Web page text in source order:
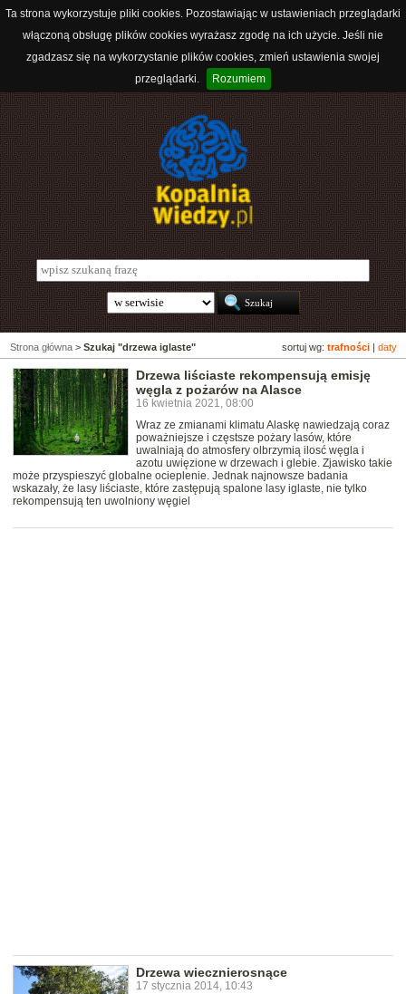
Ta strona wykorzystuje pliki cookies. Pozostawiając w ustawieniach przeglądarki
włączoną obsługę plików cookies wyrażasz zgodę na ich użycie. Jeśli nie
zgadzasz się na wykorzystanie plików cookies, zmień ustawienia swojej
przeglądarki.
Rozumiem
sortuj wg: trafności daty
Strona główna > Szukaj "drzewa iglaste"
Drzewa liściaste rekompensują emisję
węgla z pożarów na Alasce
16 kwietnia 2021, 08:00
Wraz ze zmianami klimatu Alaskę nawiedzają coraz
poważniejsze i częstsze pożary lasów, które
uwalniają do atmosfery olbrzymią ilosć węgla i
azotu uwięzione w drzewach i glebie. Zjawisko takie
może przyspieszyć globalne ocieplenie. Jednak najnowsze badania
wskazały, że lasy liściaste, które zastępują spalone lasy iglaste, nie tylko
rekompensują ten uwolniony węgiel
Drzewa wiecznierosnące
17 stycznia 2014, 10:43